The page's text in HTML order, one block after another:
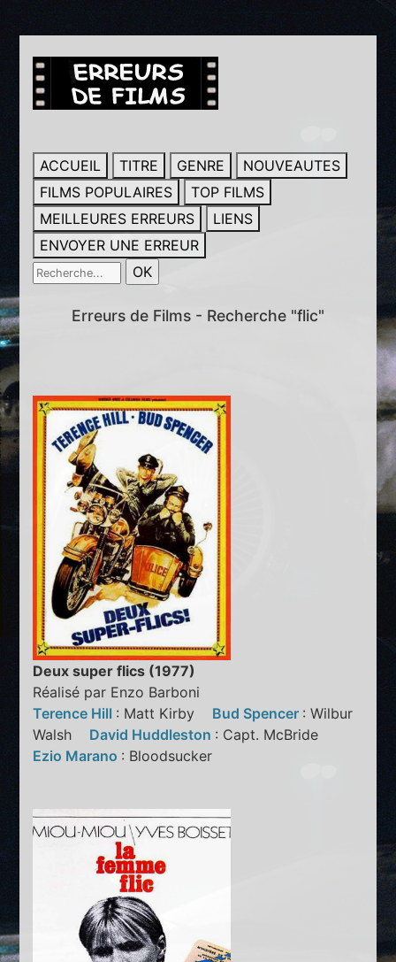
ACCUEIL TITRE GENRE
NOUVEAUTES
FILMS POPULAIRES
TOP FILMS
MEILLEURES ERREURS
LIENS
ENVOYER UNE ERREUR
Erreurs de Films - Recherche "flic"
Deux super flics (1977)
Réalisé par Enzo Barboni
Terence Hill : Matt Kirby Bud Spencer : Wilbur
Walsh David Huddleston : Capt. McBride
Ezio Marano : Bloodsucker